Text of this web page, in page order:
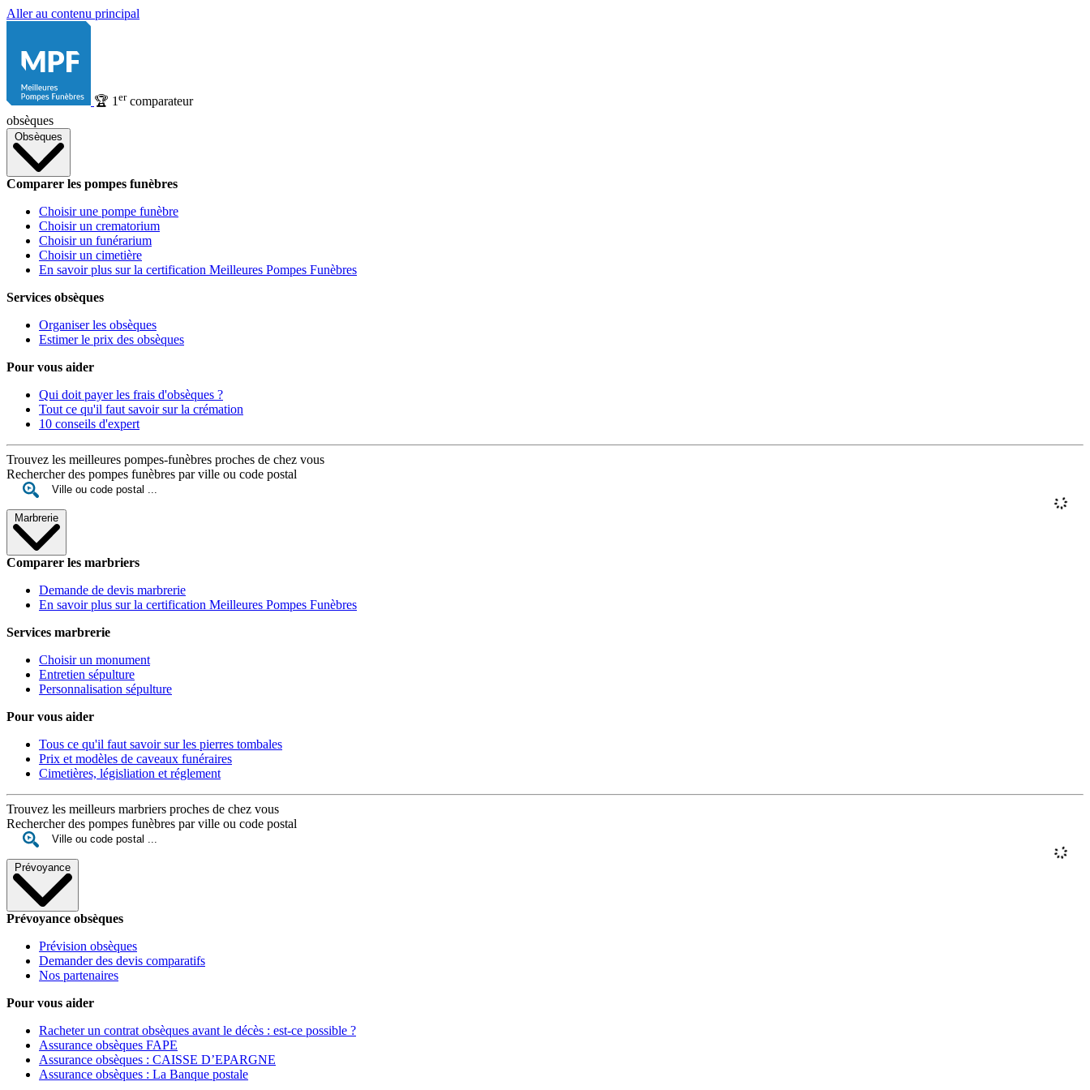
Aller au contenu principal
🏆 1 ercomparateur
obsèques
Obsèques
Comparer les pompes funèbres
Choisir une pompe funèbre
Choisir un crematorium
Choisir un funérarium
Choisir un cimetière
En savoir plus sur la certification Meilleures Pompes Funèbres
Services obsèques
Organiser les obsèques
Estimer le prix des obsèques
Pour vous aider
Qui doit payer les frais d'obsèques ?
Tout ce qu'il faut savoir sur la crémation
10 conseils d'expert
Trouvez les meilleures pompes-funèbres proches de chez vous
Rechercher des pompes funèbres par ville ou code postal
Marbrerie
Comparer les marbriers
Demande de devis marbrerie
En savoir plus sur la certification Meilleures Pompes Funèbres
Services marbrerie
Choisir un monument
Entretien sépulture
Personnalisation sépulture
Pour vous aider
Tous ce qu'il faut savoir sur les pierres tombales
Prix et modèles de caveaux funéraires
Cimetières, législiation et réglement
Trouvez les meilleurs marbriers proches de chez vous
Rechercher des pompes funèbres par ville ou code postal
Prévoyance
Prévoyance obsèques
Prévision obsèques
Demander des devis comparatifs
Nos partenaires
Pour vous aider
Racheter un contrat obsèques avant le décès : est-ce possible ?
Assurance obsèques FAPE
Assurance obsèques : CAISSE D’EPARGNE
Assurance obsèques : La Banque postale